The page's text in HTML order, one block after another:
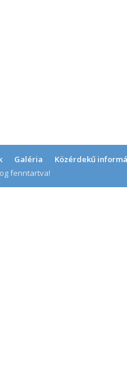
Galéria
Közérdekű
fenntartva!